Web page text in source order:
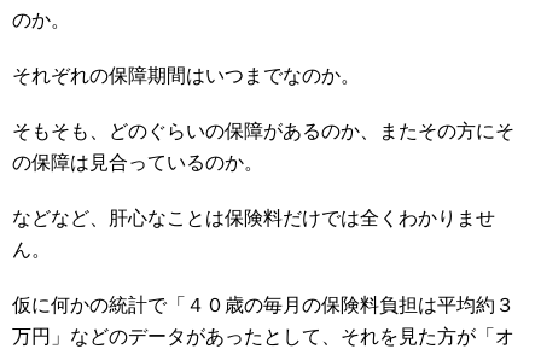
のか。
それぞれの保障期間はいつまでなのか。
そもそも、どのぐらいの保障があるのか、またその方にそ
の保障は見合っているのか。
などなど、肝心なことは保険料だけでは全くわかりませ
ん。
仮に何かの統計で「４０歳の毎月の保険料負担は平均約３
万円」などのデータがあったとして、それを見た方が「オ